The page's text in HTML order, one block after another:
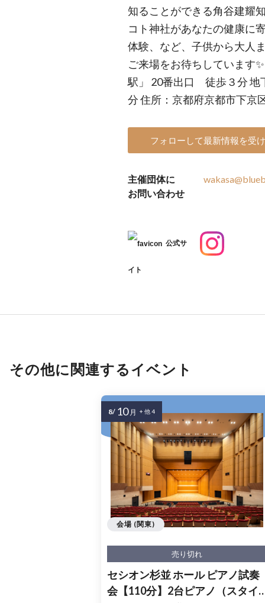
知ることができる角谷建耀
コト神社があなたの健康に
体験、など、子供から大人
ご来場をお待ちしています
駅」 20番出口 徒歩３分
分 住所：京都府京都市下京
フォローして最新情報を受
主催団体に
お問い合わせ
公式サ
イト
その他に関連するイベント
売り切れ
セシオン杉並 ホール ピアノ試奏
会【110分】2台ピアノ（スタイ
会場 (関東)
8/ 10 月 + 他 4